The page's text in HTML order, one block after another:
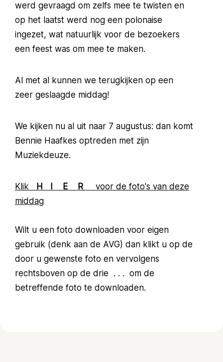
werd gevraagd om zelfs mee te twisten en
op het laatst werd nog een polonaise
ingezet, wat natuurlijk voor de bezoekers
een feest was om mee te maken.
Al met al kunnen we terugkijken op een
zeer geslaagde middag!
We kijken nu al uit naar 7 augustus: dan komt
Bennie Haafkes optreden met zijn
Muziekdeuze.
Klik H I E R
voor de foto's van deze
middag
Wilt u een foto downloaden voor eigen
gebruik (denk aan de AVG) dan klikt u op de
door u gewenste foto en vervolgens
rechtsboven op de drie . . . om de
betreffende foto te downloaden.